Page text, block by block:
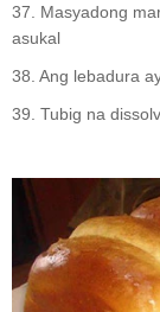
37. Masyadong
asukal
38. Ang lebadura
39. Tubig na